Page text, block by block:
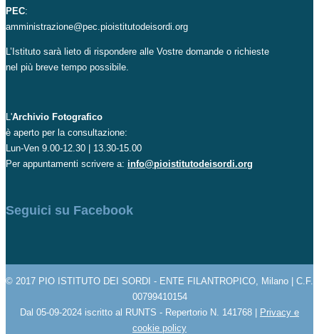
PEC:
amministrazione@pec.pioistitutodeisordi.org
L’Istituto sarà lieto di rispondere alle Vostre domande o richieste
nel più breve tempo possibile.
L'Archivio Fotografico
è aperto per la consultazione:
Lun-Ven 9.00-12.30 | 13.30-15.00
Per appuntamenti scrivere a: info@pioistitutodeisordi.org
Seguici su Facebook
© 2017 PIO ISTITUTO DEI SORDI - ENTE FILANTROPICO, Milano | C.F.
00799410154
Dal 05-09-2024 iscritto al RUNTS - Repertorio N. 141768 | Privacy e
cookie policy